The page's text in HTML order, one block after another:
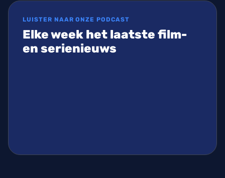
LUISTER NAAR ONZE PODCAST
Elke week het laatste film-
en serienieuws